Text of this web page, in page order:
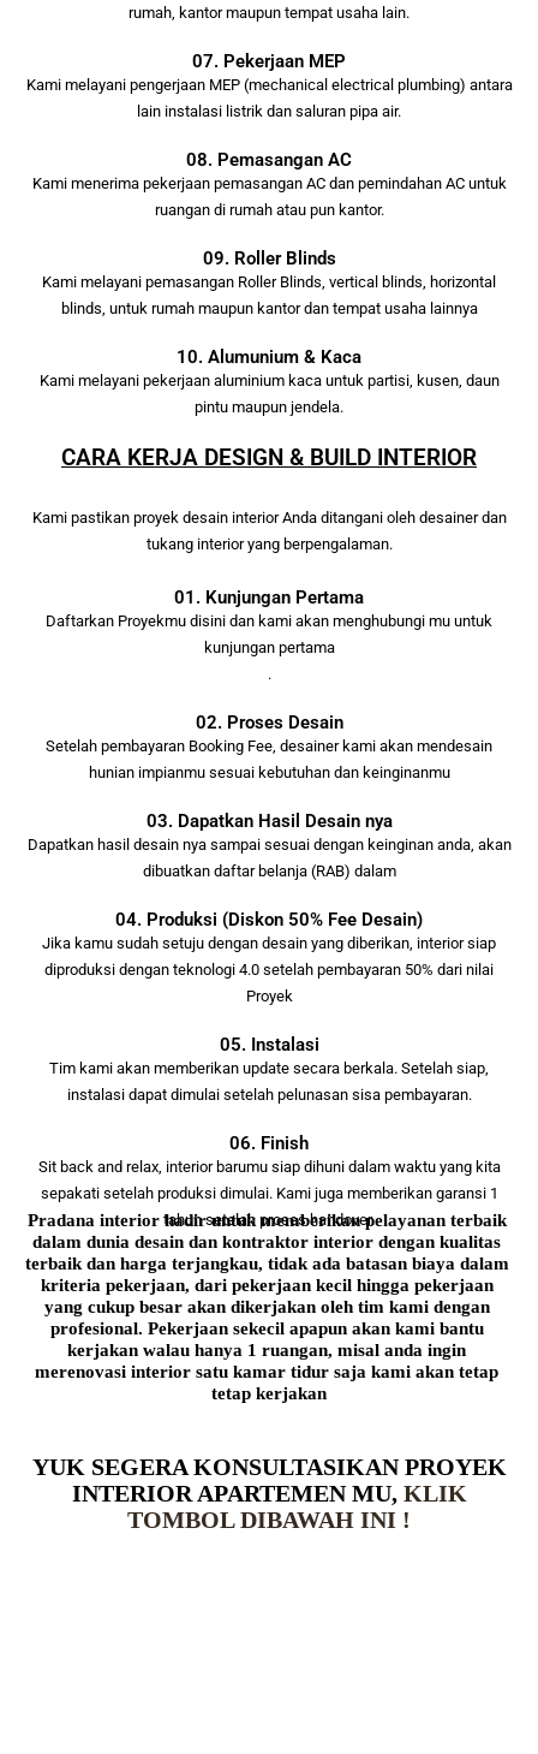
rumah, kantor maupun tempat usaha lain.
07. Pekerjaan MEP
Kami melayani pengerjaan MEP (mechanical electrical plumbing) antara
lain instalasi listrik dan saluran pipa air.
08. Pemasangan AC
Kami menerima pekerjaan pemasangan AC dan pemindahan AC untuk
ruangan di rumah atau pun kantor.
09. Roller Blinds
Kami melayani pemasangan Roller Blinds, vertical blinds, horizontal
blinds, untuk rumah maupun kantor dan tempat usaha lainnya
10. Alumunium & Kaca
Kami melayani pekerjaan aluminium kaca untuk partisi, kusen, daun
pintu maupun jendela.
CARA KERJA DESIGN & BUILD INTERIOR
Kami pastikan proyek desain interior Anda ditangani oleh desainer dan
tukang interior yang berpengalaman.
01. Kunjungan Pertama
Daftarkan Proyekmu disini dan kami akan menghubungi mu untuk
kunjungan pertama
.
02. Proses Desain
Setelah pembayaran Booking Fee, desainer kami akan mendesain
hunian impianmu sesuai kebutuhan dan keinginanmu
03. Dapatkan Hasil Desain nya
Dapatkan hasil desain nya sampai sesuai dengan keinginan anda, akan
dibuatkan daftar belanja (RAB) dalam
04. Produksi (Diskon 50% Fee Desain)
Jika kamu sudah setuju dengan desain yang diberikan, interior siap
diproduksi dengan teknologi 4.0 setelah pembayaran 50% dari nilai
Proyek
05. Instalasi
Tim kami akan memberikan update secara berkala. Setelah siap,
instalasi dapat dimulai setelah pelunasan sisa pembayaran.
06. Finish
Sit back and relax, interior barumu siap dihuni dalam waktu yang kita
sepakati setelah produksi dimulai. Kami juga memberikan garansi 1
tahun setelah proses handover.
Pradana interior hadir untuk memberikan pelayanan terbaik
dalam dunia desain dan kontraktor interior dengan kualitas
terbaik dan harga terjangkau, tidak ada batasan biaya dalam
kriteria pekerjaan, dari pekerjaan kecil hingga pekerjaan
yang cukup besar akan dikerjakan oleh tim kami dengan
profesional. Pekerjaan sekecil apapun akan kami bantu
kerjakan walau hanya 1 ruangan, misal anda ingin
merenovasi interior satu kamar tidur saja kami akan tetap
tetap kerjakan
YUK SEGERA KONSULTASIKAN PROYEK
INTERIOR APARTEMEN MU, KLIK
TOMBOL DIBAWAH INI !